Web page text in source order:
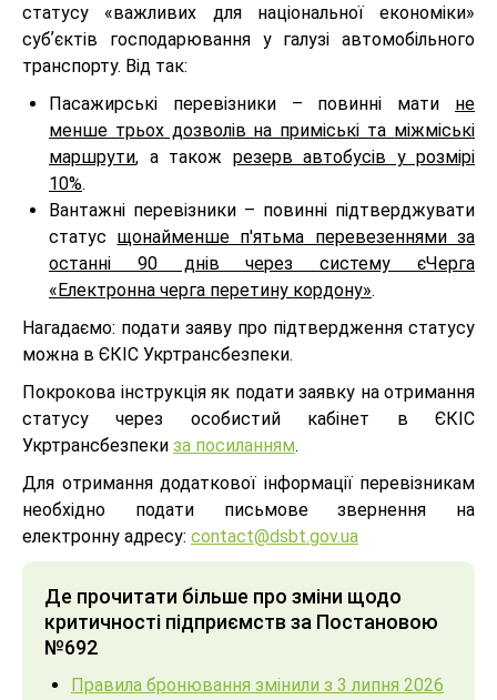
статусу «важливих для національної економіки»
субʼєктів господарювання у галузі автомобільного
транспорту. Від так:
Пасажирські перевізники – повинні мати не
менше трьох дозволів на приміські та міжміські
маршрути, а також резерв автобусів у розмірі
10%.
Вантажні перевізники – повинні підтверджувати
статус щонайменше п'ятьма перевезеннями за
останні 90 днів через систему єЧерга
«Електронна черга перетину кордону».
Нагадаємо: подати заяву про підтвердження статусу
можна в ЄКІС Укртрансбезпеки.
Покрокова інструкція як подати заявку на отримання
статусу через особистий кабінет в ЄКІС
Укртрансбезпеки за посиланням.
Для отримання додаткової інформації перевізникам
необхідно подати письмове звернення на
електронну адресу: contact@dsbt.gov.ua
Де прочитати більше про зміни щодо
критичності підприємств за Постановою
№692
Правила бронювання змінили з 3 липня 2026